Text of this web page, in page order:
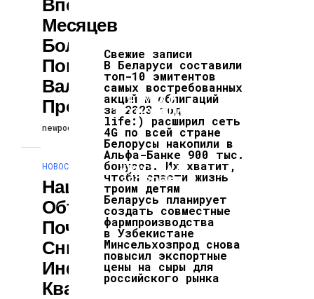
НАУКА И
ТЕХНОЛОГИИ
КРАСОТА И
ЗДОРОВЬЕ
Месяцев
Больше
Покупали
Валюту, Чем
Продавали
newpodcast 23.09.2024
НОВОСТИ
Нацбанк
Объяснил,
Почему
Снизилась
Инфляция В III
Квартале
Свежие записи
В Беларуси составили
топ-10 эмитентов
самых востребованных
акций и облигаций
за 2023 год
life:) расширил сеть
4G по всей стране
Белорусы накопили в
Альфа-Банке 900 тыс.
бонусов. Их хватит,
чтобы спасти жизнь
троим детям
Беларусь планирует
создать совместные
фармпроизводства
в Узбекистане
Минсельхозпрод снова
повысил экспортные
цены на сыры для
российского рынка